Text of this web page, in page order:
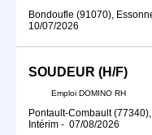
Bondoufle (91070),
10/07/2026
SOUDEUR (H/F)
Emploi DOMINO RH
Pontault-Combault
Intérim - 07/08/2026